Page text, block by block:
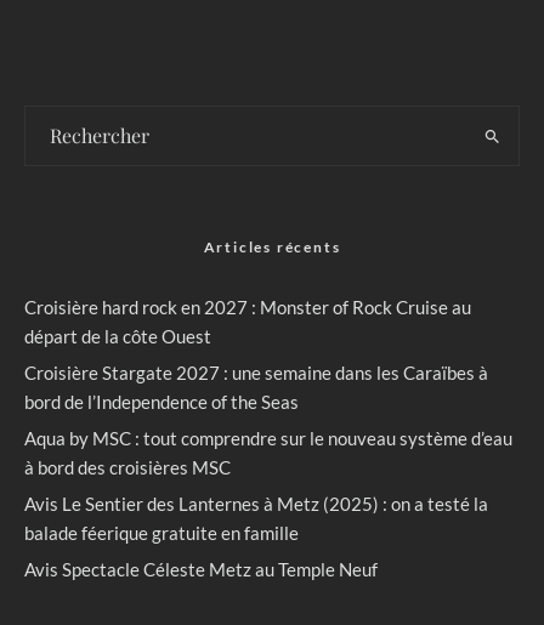
Articles récents
Croisière hard rock en 2027 : Monster of Rock Cruise au
départ de la côte Ouest
Croisière Stargate 2027 : une semaine dans les Caraïbes à
bord de l’Independence of the Seas
Aqua by MSC : tout comprendre sur le nouveau système d’eau
à bord des croisières MSC
Avis Le Sentier des Lanternes à Metz (2025) : on a testé la
balade féerique gratuite en famille
Avis Spectacle Céleste Metz au Temple Neuf